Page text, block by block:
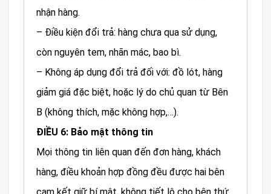
nhận hàng.
– Điều kiện đổi trả: hàng chưa qua sử dụng,
còn nguyên tem, nhãn mác, bao bì.
– Không áp dụng đổi trả đối với: đồ lót, hàng
giảm giá đặc biệt, hoặc lý do chủ quan từ Bên
B (không thích, mặc không hợp,…).
ĐIỀU 6: Bảo mật thông tin
Mọi thông tin liên quan đến đơn hàng, khách
hàng, điều khoản hợp đồng đều được hai bên